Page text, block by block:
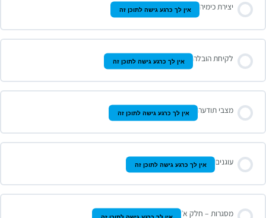
יצירת כימיה אין לך כרגע גישה לתוכן זה
לקיחת הובלה אין לך כרגע גישה לתוכן זה
מצבי תודעה אין לך כרגע גישה לתוכן זה
עוגנים אין לך כרגע גישה לתוכן זה
מסגרות – חלק א’ אין לך כרגע גישה לתוכן זה